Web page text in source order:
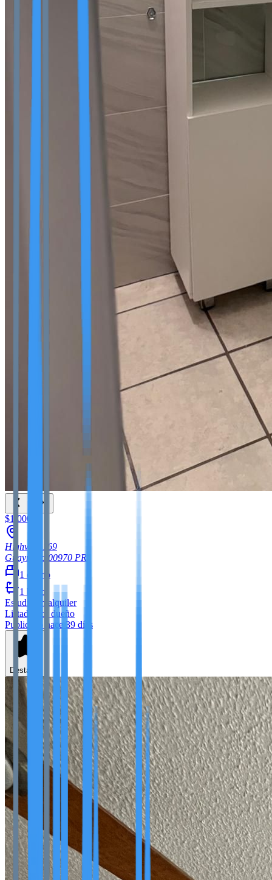
$1,000
Highway 169
Guaynabo 00970 PR
1 cuarto
1 baño
Estudio
en alquiler
Listado por dueño
Publicado hace 39 días
Destacar